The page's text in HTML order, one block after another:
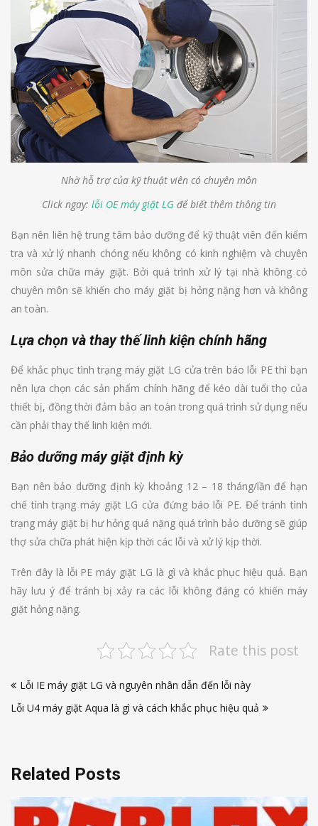
Nhờ hỗ trợ của kỹ thuật viên có chuyên môn
Click ngay: lỗi OE máy giặt LG để biết thêm thông tin
Bạn nên liên hệ trung tâm bảo dưỡng để kỹ thuật viên đến kiểm
tra và xử lý nhanh chóng nếu không có kinh nghiệm và chuyên
môn sửa chữa máy giặt. Bởi quá trình xử lý tại nhà không có
chuyên môn sẽ khiến cho máy giặt bị hỏng nặng hơn và không
an toàn.
Lựa chọn và thay thế linh kiện chính hãng
Để khắc phục tình trạng máy giặt LG cửa trên báo lỗi PE thì bạn
nên lựa chọn các sản phẩm chính hãng để kéo dài tuổi thọ của
thiết bị, đồng thời đảm bảo an toàn trong quá trình sử dụng nếu
cần phải thay thế linh kiện mới.
Bảo dưỡng máy giặt định kỳ
Bạn nên bảo dưỡng định kỳ khoảng 12 – 18 tháng/lần để hạn
chế tình trạng máy giặt LG cửa đứng báo lỗi PE. Để tránh tình
trạng máy giặt bị hư hỏng quá nặng quá trình bảo dưỡng sẽ giúp
thợ sửa chữa phát hiện kịp thời các lỗi và xử lý kịp thời.
Trên đây là lỗi PE máy giặt LG là gì và khắc phục hiệu quả. Bạn
hãy lưu ý để tránh bị xảy ra các lỗi không đáng có khiến máy
giặt hỏng nặng.
Rate this post
hướng
bài
Lỗi IE máy giặt LG và nguyên nhân dẫn đến lỗi này
Lỗi U4 máy giặt Aqua là gì và cách khắc phục hiệu quả
Related Posts